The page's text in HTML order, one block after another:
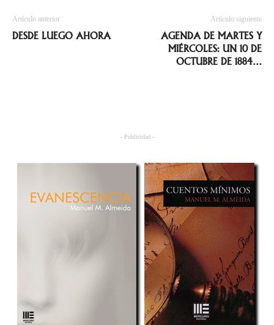
Artículo anterior
DESDE LUEGO AHORA
Artículo siguiente
AGENDA DE MARTES Y
MIÉRCOLES: UN 10 DE
OCTUBRE DE 1884…
- Publicidad -